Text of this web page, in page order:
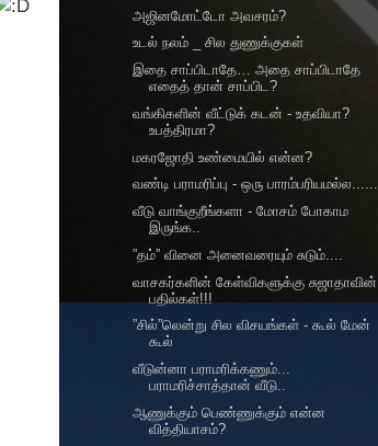
அஜினமோட்டோ அவசரம்?
உடல் நலம் _ சில துணுக்குகள்
இதை சாப்பிடாதே… அதை சாப்பிடாதே
எதைத் தான் சாப்பிட?
வங்கிகளின் வீட்டுக் கடன் - உதவியா?
உபத்திரமா?
மகரஜோதி உண்மையில் என்ன?
வண்டி பராமரிப்பு - ஒரு பாரம்பரியமல்ல......
வீடு வாங்குறீங்களா - மோசம் போகாம
இருங்க..
”தம்” வினை அனைவரையும் சுடும்....
வாசகர்களின் கேள்விகளுக்கு சுஜாதாவின்
பதில்கள்!!!
”சில்”லென்று சில விசயங்கள் - கூல் மேன்
கூல்
வீடுன்னா பராமரிக்கணும்...
பராமரிச்சாத்தான் வீடு..
ஆணுக்கும் பெண்ணுக்கும் என்ன
வித்தியாசம்?